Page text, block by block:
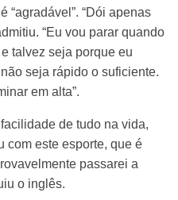
“agradável”. “Dói apenas
“Eu vou parar quando
talvez seja porque eu
seja rápido o suficiente.
em alta”.
de tudo na vida,
com este esporte, que é
passarei a
o inglês.